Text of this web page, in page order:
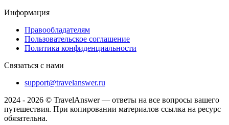
Информация
Правообладателям
Пользовательское соглашение
Политика конфиденциальности
Связаться с нами
support@travelanswer.ru
2024 - 2026 © TravelAnswer — ответы на все вопросы вашего
путешествия. При копировании материалов ссылка на ресурс
обязательна.